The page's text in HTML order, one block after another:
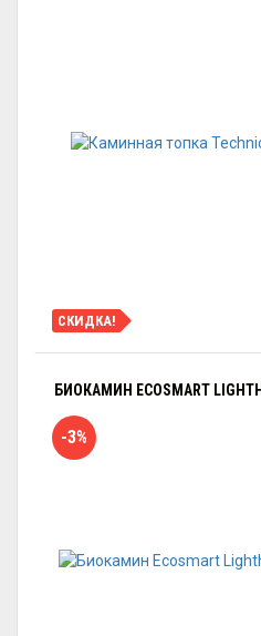
СКИДКА!
БИОКАМИН ECOSMART
-3%